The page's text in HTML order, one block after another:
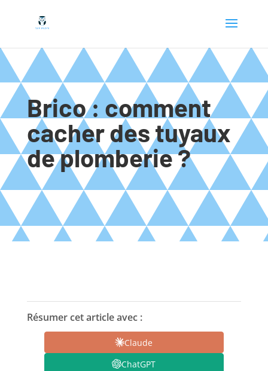
Brico : comment
cacher des tuyaux
de plomberie ?
Résumer cet article avec :
Claude
ChatGPT